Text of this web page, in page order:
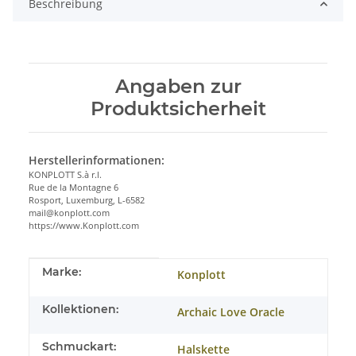
Beschreibung
Angaben zur
Produktsicherheit
Herstellerinformationen:
KONPLOTT S.à r.l.
Rue de la Montagne 6
Rosport, Luxemburg, L-6582
mail@konplott.com
https://www.Konplott.com
Produkteigenschaft
Wert
Marke: Konplott
Kollektionen: Archaic Love Oracle
Schmuckart: Halskette